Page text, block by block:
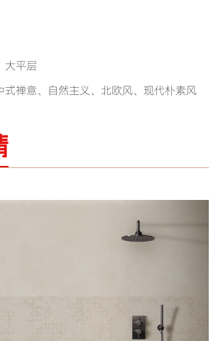
大平层
式禅意、自然主义、北欧风、现代朴素风